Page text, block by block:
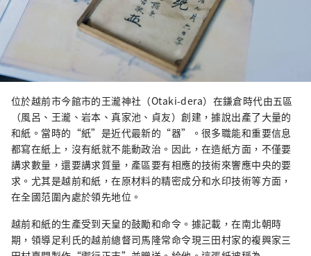
位於越前市今館市的王瀧神社（Otaki-dera）在鎌倉時代由五區
（風呂、王瀧、岩本、真家池、貞友）創建，據說出產了大量的
和紙。當時的“紙”是近代最新的“器”。很多職能和重要信息
都寫在紙上，沒有紙就不能動政治。因此，在造紙方面，不僅要
講求數量，還要講求質量，產區要有相應的技術來響應中央的要
求。尤其是越前和紙，在原材料的精密成分和水印技術等方面，
在全國范圍內處於領先地位。
越前和紙的生產受到天皇的鼓勵和命令。據記載，在南北朝時
期，領導足利氏的越前總督司馬隆常命令現三田村家的複興家三